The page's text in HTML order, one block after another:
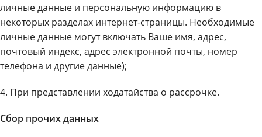
личные данные и персональную информацию в
некоторых разделах интернет-страницы. Необходимые
личные данные могут включать Ваше имя, адрес,
почтовый индекс, адрес электронной почты, номер
телефона и другие данные);
4. При представлении ходатайства о рассрочке.
Сбор прочих данных